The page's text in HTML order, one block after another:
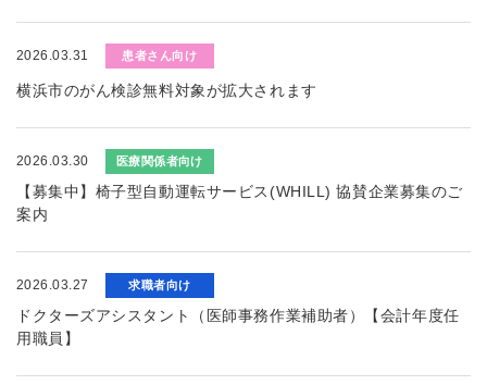
2026.03.31 患者さん向け
横浜市のがん検診無料対象が拡大されます
2026.03.30 医療関係者向け
【募集中】椅子型自動運転サービス(WHILL) 協賛企業募集のご
案内
2026.03.27 求職者向け
ドクターズアシスタント（医師事務作業補助者）【会計年度任
用職員】